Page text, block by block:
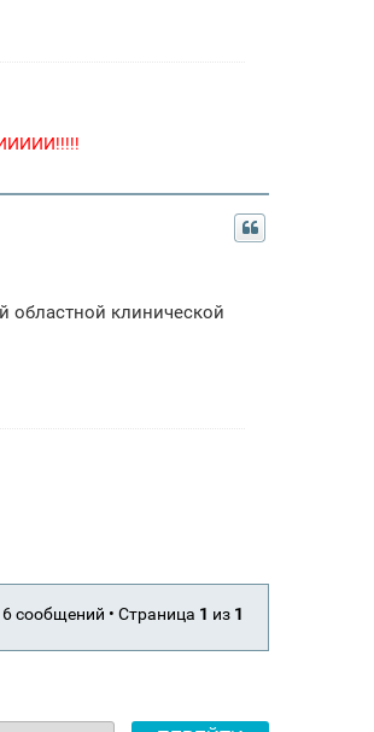
областной клинической
6 сообщений • Страница 1 из 1